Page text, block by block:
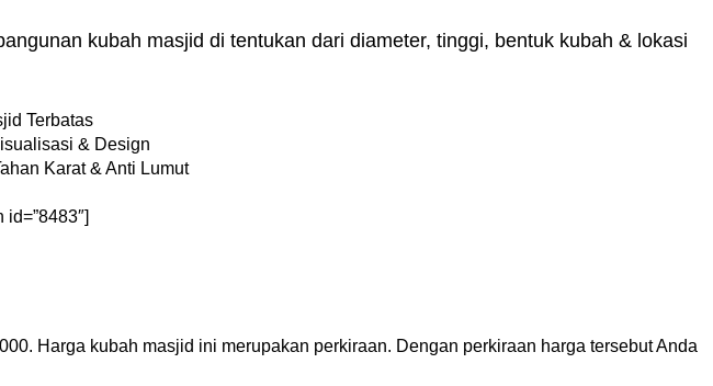
kubah masjid di tentukan dari diameter, tinggi, bentuk kubah & lokasi
Terbatas
& Design
Karat & Anti Lumut
Harga kubah masjid ini merupakan perkiraan. Dengan perkiraan harga tersebut Anda